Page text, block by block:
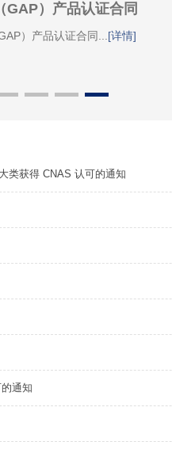
GAP）产品认证合同
）产品认证合同... [详情]
类获得 CNAS 认可的通知
通知